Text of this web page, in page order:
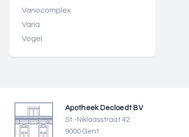
Vanocomplex
Varia
Vogel
Apotheek Decloedt BV
St.-Niklaasstraat 42
9000 Gent